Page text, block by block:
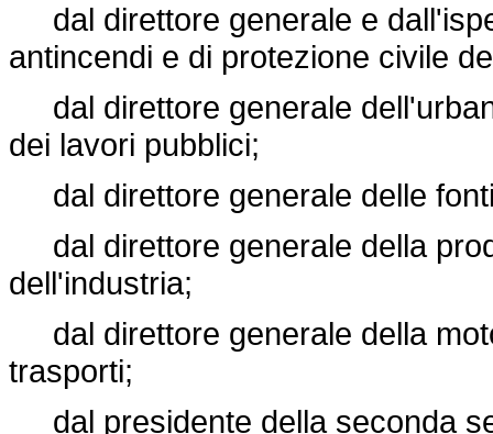
dal direttore generale e
antincendi e di protezione civile
dal direttore generale
dei lavori pubblici;
dal direttore generale delle
dal direttore generale della
dell'industria;
dal direttore generale della
trasporti;
dal presidente della seconda